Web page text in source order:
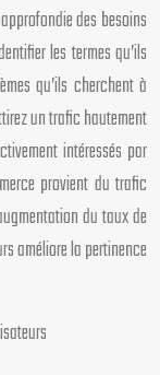
des besoins
les termes qu’ils
qu’ils cherchent à
un trafic hautement
intéressés par
provient du trafic
du taux de
améliore la pertinence